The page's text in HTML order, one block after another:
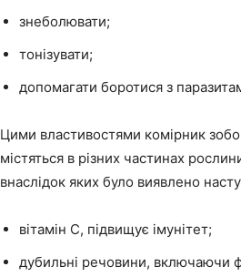
знеболювати;
тонізувати;
допомагати боротися з
Цими властивостями комірник
містяться в різних частинах
внаслідок яких було виявлено
вітамін С, підвищує імунітет;
дубильні речовини, включаючи